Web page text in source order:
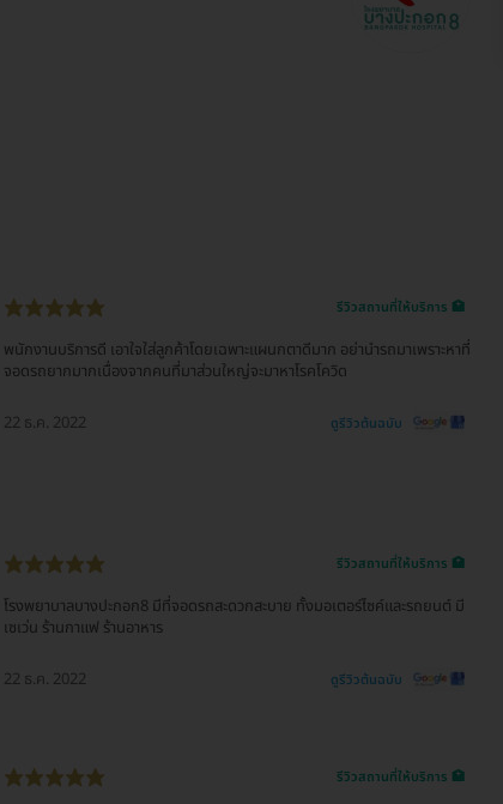
รีวิวสถานที่ให้บริการ 🏥
พนักงานบริการดี เอาใจใส่ลูกค้าโดยเฉพาะแผนกตาดีมาก อย่านำรถมาเพราะหาที่
จอดรถยากมากเนื่องจากคนที่มาส่วนใหญ่จะมาหาโรคโควิด
22 ธ.ค. 2022 ดูรีวิวต้นฉบับ
รีวิวสถานที่ให้บริการ 🏥
โรงพยาบาลบางปะกอก8 มีที่จอดรถสะดวกสะบาย ทั้งมอเตอร์ไซค์และรถยนต์ มี
เซเว่น ร้านกาแฟ ร้านอาหาร
22 ธ.ค. 2022 ดูรีวิวต้นฉบับ
รีวิวสถานที่ให้บริการ 🏥